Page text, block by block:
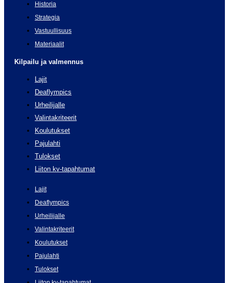
Historia
Strategia
Vastuullisuus
Materiaalit
Kilpailu ja valmennus
Lajit
Deaflympics
Urheilijalle
Valintakriteerit
Koulutukset
Pajulahti
Tulokset
Liiton kv-tapahtumat
Lajit
Deaflympics
Urheilijalle
Valintakriteerit
Koulutukset
Pajulahti
Tulokset